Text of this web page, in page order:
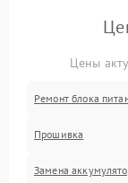
Цены
Ремонт блока
Прошивка
Замена